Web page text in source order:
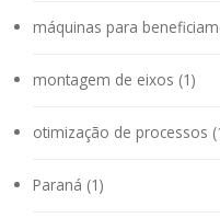
máquinas para
montagem de eixos (1)
otimização de processos
Paraná (1)